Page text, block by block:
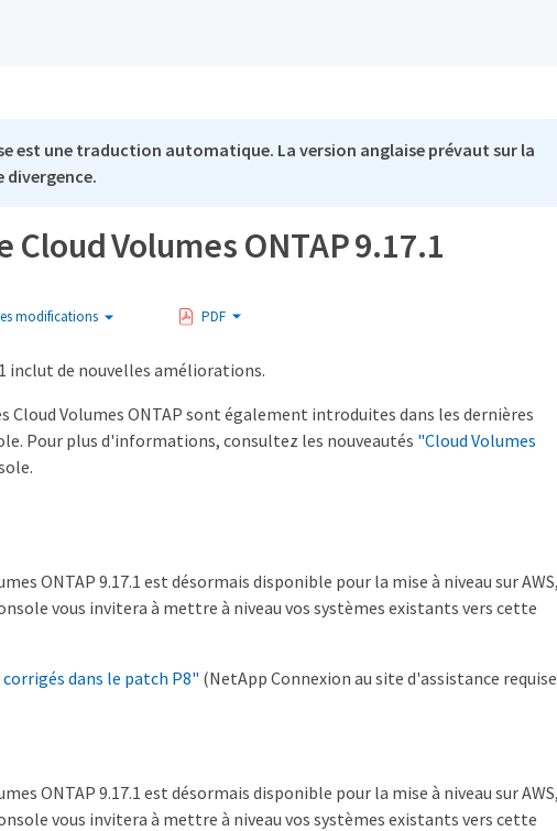
est une traduction automatique. La version anglaise prévaut sur la
divergence.
Cloud Volumes ONTAP 9.17.1
modifications PDF
inclut de nouvelles améliorations.
Volumes ONTAP sont également introduites dans les dernières
Pour plus d'informations, consultez les nouveautés "Cloud Volumes
ONTAP 9.17.1 est désormais disponible pour la mise à niveau sur AWS,
vous invitera à mettre à niveau vos systèmes existants vers cette
dans le patch P8" (NetApp Connexion au site d'assistance
ONTAP 9.17.1 est désormais disponible pour la mise à niveau sur AWS,
vous invitera à mettre à niveau vos systèmes existants vers cette